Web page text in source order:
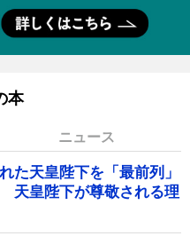
本
ニュース
た天皇陛下を「最前列」
天皇陛下が尊敬される理